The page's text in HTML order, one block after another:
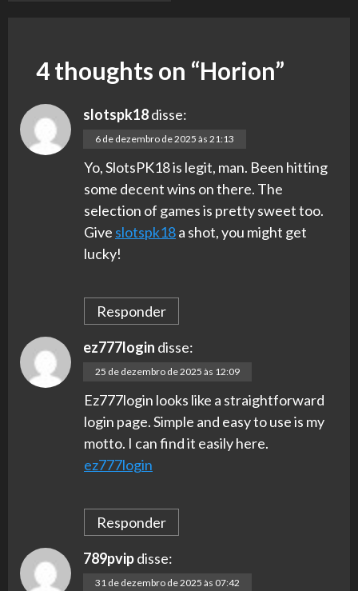
4 thoughts on “Horion”
slotspk18disse:
6 de dezembro de 2025 às 21:13
Yo, SlotsPK18 is legit, man. Been hitting
some decent wins on there. The
selection of games is pretty sweet too.
Give slotspk18a shot, you might get
lucky!
Responder
ez777login disse:
25 de dezembro de 2025 às 12:09
Ez777login looks like a straightforward
login page. Simple and easy to use is my
motto. I can find it easily here.
ez777login
Responder
789pvipdisse:
31 de dezembro de 2025 às 07:42